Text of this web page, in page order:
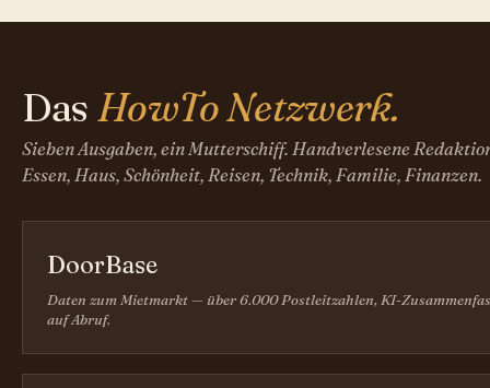
Das HowTo Netzwerk.
Sieben Ausgaben, ein Mutterschiff. Handverlesene
Essen, Haus, Schönheit, Reisen, Technik, Familie, Finanzen.
DoorBase
Daten zum Mietmarkt — über 6.000 Postleitzahlen, KI-
auf Abruf.